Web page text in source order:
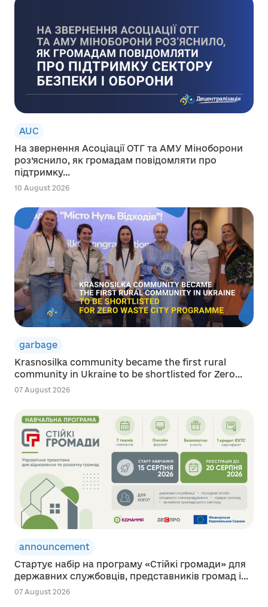
AUC
На звернення Асоціації ОТГ та АМУ Міноборони
роз’яснило, як громадам повідомляти про
підтримку...
10 August 2026
garbage
Krasnosilka community became the first rural
community in Ukraine to be shortlisted for Zero...
07 August 2026
announcement
Стартує набір на програму «Стійкі громади» для
державних службовців, представників громад і...
07 August 2026